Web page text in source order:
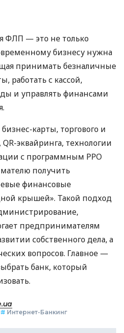
ФЛП — это не только
бизнесу нужна
принимать безналичные
работать с кассой,
и управлять финансами
карты, торгового и
эквайринга, технологии
с программным РРО
получить
финансовые
крышей». Такой подход
предпринимателям
собственного дела, а
вопросов. Главное —
банк, который
# Интернет-Банкинг